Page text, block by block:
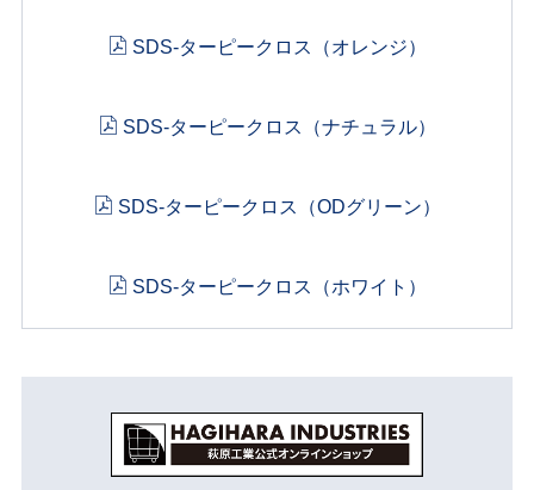
SDS-ターピークロス（オレンジ）
SDS-ターピークロス（ナチュラル）
SDS-ターピークロス（ODグリーン）
SDS-ターピークロス（ホワイト）